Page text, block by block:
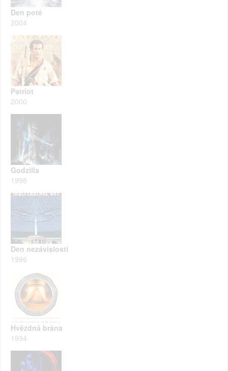
Den poté
2004
Patriot
2000
Godzilla
1998
Den nezávislosti
1996
Hvězdná brána
1994